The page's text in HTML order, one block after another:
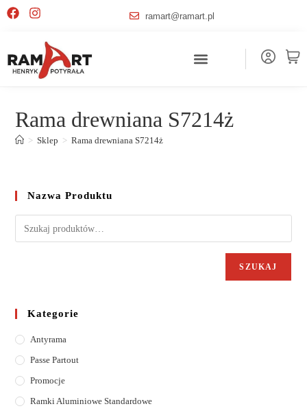
ramart@ramart.pl
Rama drewniana S7214ż
> Sklep > Rama drewniana S7214ż
Nazwa Produktu
SZUKAJ
Kategorie
Antyrama
Passe Partout
Promocje
Ramki Aluminiowe Standardowe